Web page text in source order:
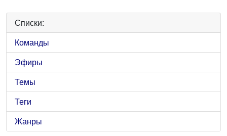
Списки:
Команды
Эфиры
Темы
Теги
Жанры